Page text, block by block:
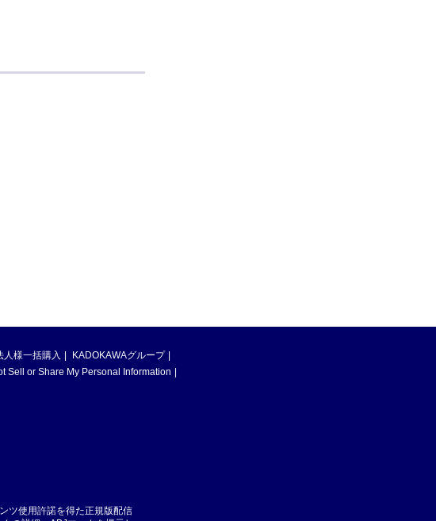
人様一括購入
KADOKAWAグループ
Sell or Share My Personal Information
ツ使用許諾を得た正規版配信